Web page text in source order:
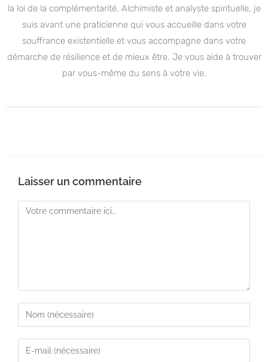
la loi de la complémentarité. Alchimiste et analyste spirituelle, je
suis avant une praticienne qui vous accueille dans votre
souffrance existentielle et vous accompagne dans votre
démarche de résilience et de mieux être. Je vous aide à trouver
par vous-même du sens à votre vie.
Laisser un commentaire